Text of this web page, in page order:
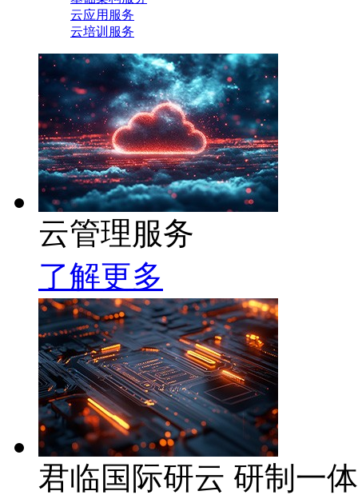
云应用服务
云培训服务
云管理服务
了解更多
君临国际研云 研制一